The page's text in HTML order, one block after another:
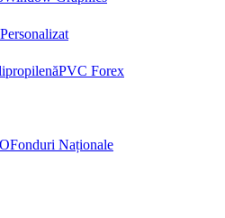
PVC Forex
Fonduri Naționale